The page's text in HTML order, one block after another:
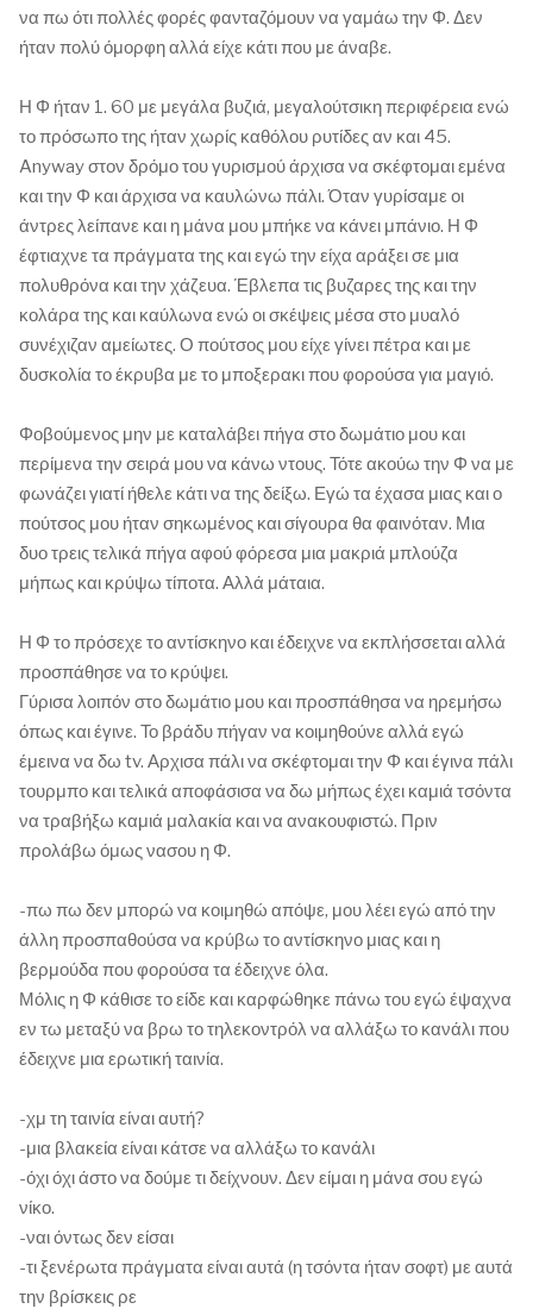
να πω ότι πολλές φορές φανταζόμουν να γαμάω την Φ. Δεν
ήταν πολύ όμορφη αλλά είχε κάτι που με άναβε.
Η Φ ήταν 1. 60 με μεγάλα βυζιά, μεγαλούτσικη περιφέρεια ενώ
το πρόσωπο της ήταν χωρίς καθόλου ρυτίδες αν και 45.
Anyway στον δρόμο του γυρισμού άρχισα να σκέφτομαι εμένα
και την Φ και άρχισα να καυλώνω πάλι. Όταν γυρίσαμε οι
άντρες λείπανε και η μάνα μου μπήκε να κάνει μπάνιο. Η Φ
έφτιαχνε τα πράγματα της και εγώ την είχα αράξει σε μια
πολυθρόνα και την χάζευα. Έβλεπα τις βυζαρες της και την
κολάρα της και καύλωνα ενώ οι σκέψεις μέσα στο μυαλό
συνέχιζαν αμείωτες. Ο πούτσος μου είχε γίνει πέτρα και με
δυσκολία το έκρυβα με το μποξερακι που φορούσα για μαγιό.
Φοβούμενος μην με καταλάβει πήγα στο δωμάτιο μου και
περίμενα την σειρά μου να κάνω ντους. Τότε ακούω την Φ να με
φωνάζει γιατί ήθελε κάτι να της δείξω. Εγώ τα έχασα μιας και ο
πούτσος μου ήταν σηκωμένος και σίγουρα θα φαινόταν. Μια
δυο τρεις τελικά πήγα αφού φόρεσα μια μακριά μπλούζα
μήπως και κρύψω τίποτα. Αλλά μάταια.
Η Φ το πρόσεχε το αντίσκηνο και έδειχνε να εκπλήσσεται αλλά
προσπάθησε να το κρύψει.
Γύρισα λοιπόν στο δωμάτιο μου και προσπάθησα να ηρεμήσω
όπως και έγινε. Το βράδυ πήγαν να κοιμηθούνε αλλά εγώ
έμεινα να δω tv. Αρχισα πάλι να σκέφτομαι την Φ και έγινα πάλι
τουρμπο και τελικά αποφάσισα να δω μήπως έχει καμιά τσόντα
να τραβήξω καμιά μαλακία και να ανακουφιστώ. Πριν
προλάβω όμως νασου η Φ.
-πω πω δεν μπορώ να κοιμηθώ απόψε, μου λέει εγώ από την
άλλη προσπαθούσα να κρύβω το αντίσκηνο μιας και η
βερμούδα που φορούσα τα έδειχνε όλα.
Μόλις η Φ κάθισε το είδε και καρφώθηκε πάνω του εγώ έψαχνα
εν τω μεταξύ να βρω το τηλεκοντρόλ να αλλάξω το κανάλι που
έδειχνε μια ερωτική ταινία.
-χμ τη ταινία είναι αυτή?
-μια βλακεία είναι κάτσε να αλλάξω το κανάλι
-όχι όχι άστο να δούμε τι δείχνουν. Δεν είμαι η μάνα σου εγώ
νίκο.
-ναι όντως δεν είσαι
-τι ξενέρωτα πράγματα είναι αυτά (η τσόντα ήταν σοφτ) με αυτά
την βρίσκεις ρε